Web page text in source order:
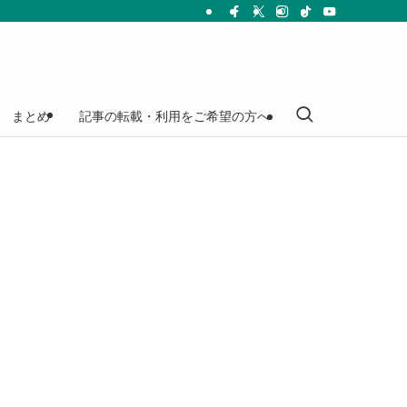
まとめ 記事の転載・利用をご希望の方へ